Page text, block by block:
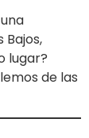
Bajos,
lugar?
de las